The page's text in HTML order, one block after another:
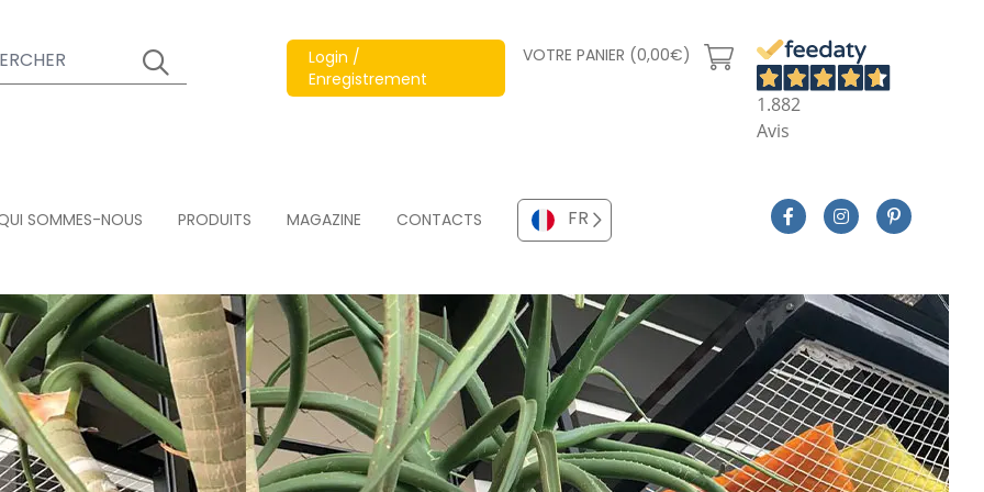
Login /
Enregistrement
VOTRE PANIER (0,00€)
1.882
Avis
SOMMES-NOUS PRODUITS MAGAZINE CONTACTS FR